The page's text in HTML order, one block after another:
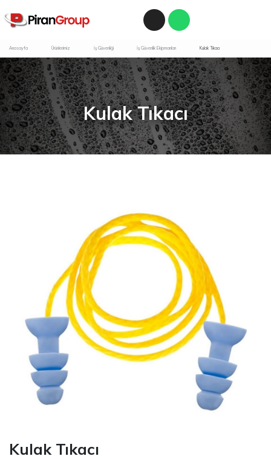
Kulak Tıkacı
Anasayfa Ürünlerimiz İş Güvenliği İş Güvenlik Ekipmanları Kulak Tıkacı
Kulak Tıkacı